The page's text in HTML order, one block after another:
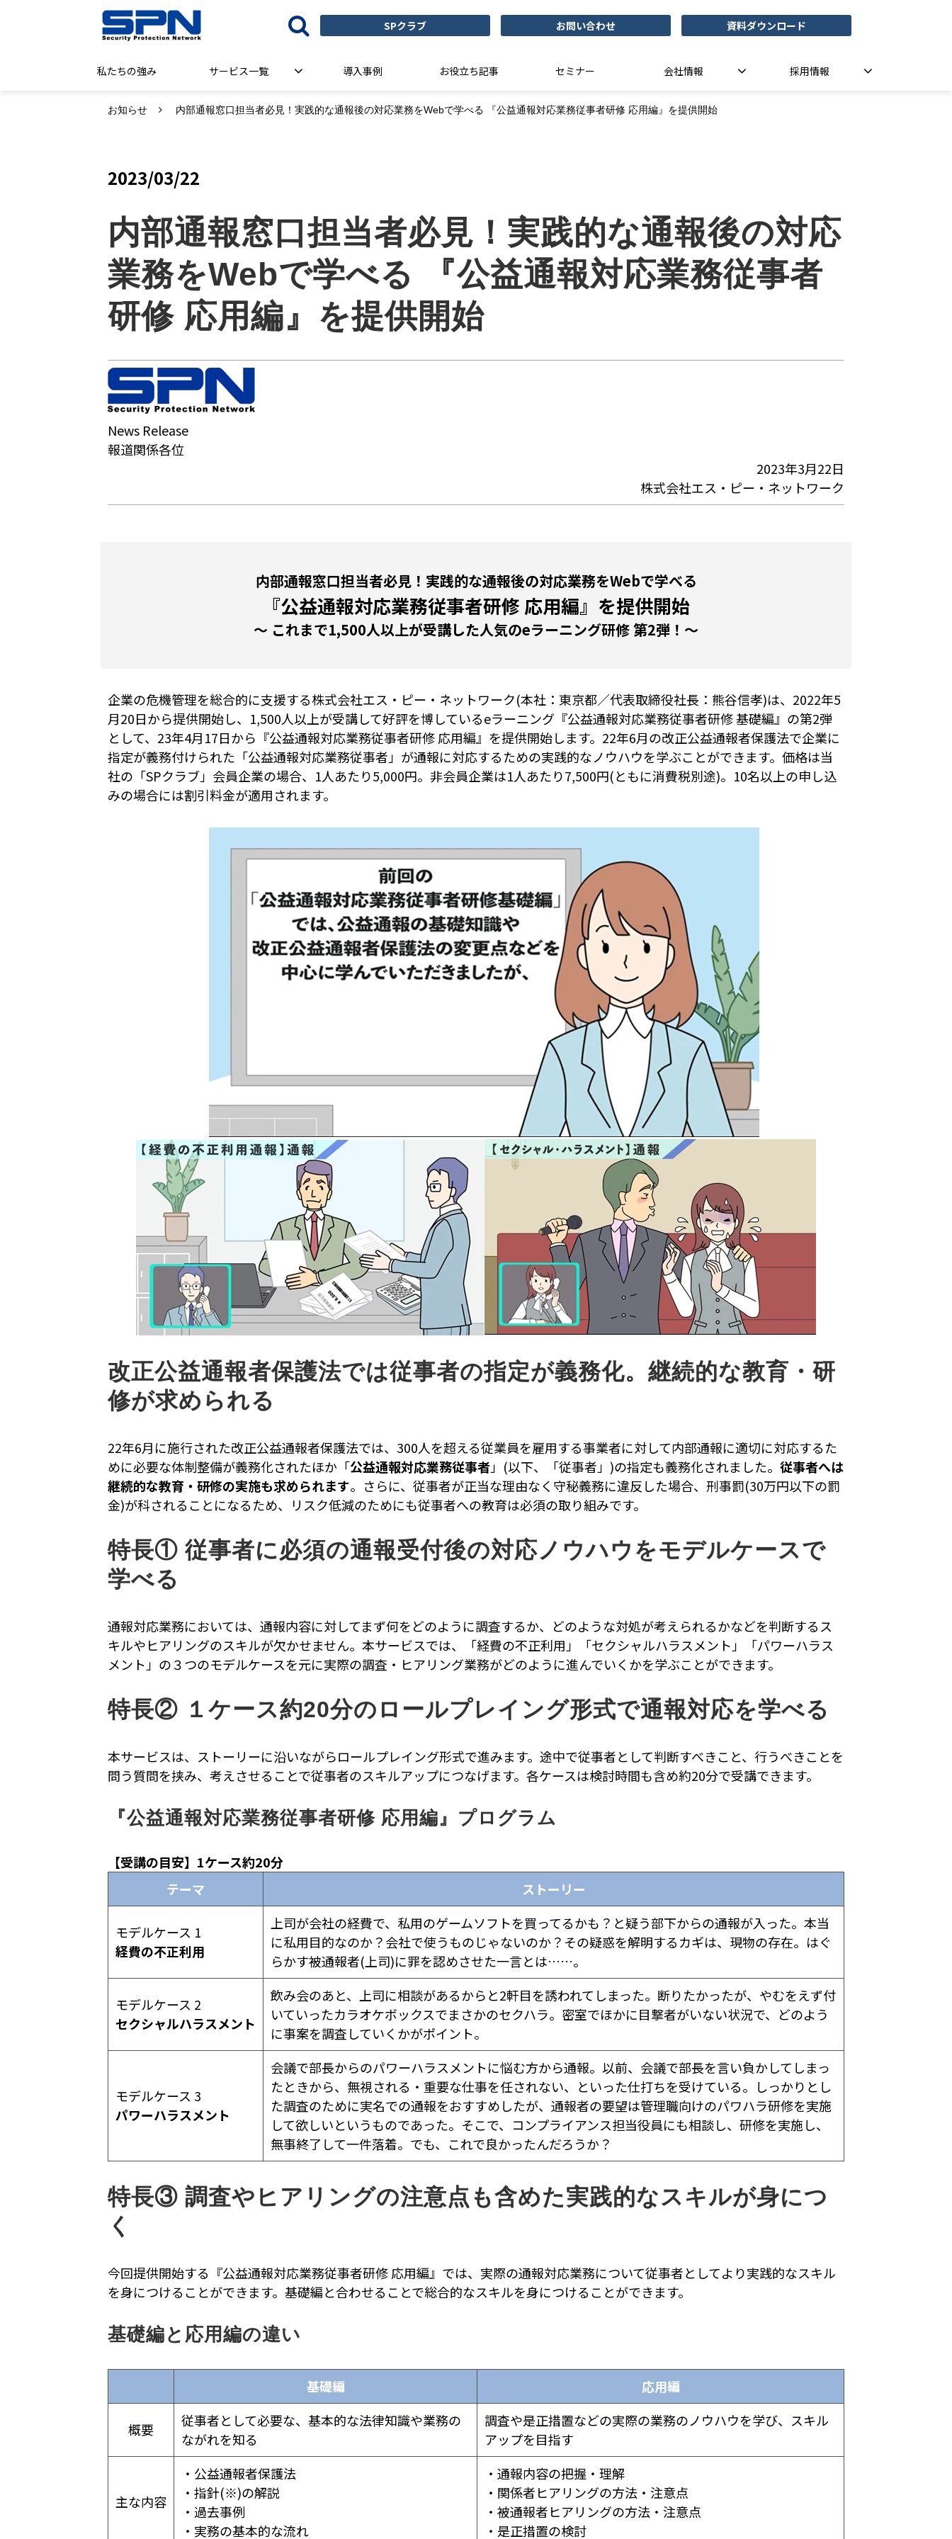
SPクラブ お問い合わせ 資料ダウンロード
私たちの強み サービス一覧 導入事例 お役立ち記事 セミナー 会社情報 採用情報
お知らせ 内部通報窓口担当者必見！実践的な通報後の対応業務をWebで学べる 『公益通報対応業務従事者研修 応用編』を提供開始
2023/03/22
内部通報窓口担当者必見！実践的な通報後の対応
業務をWebで学べる 『公益通報対応業務従事者
研修 応用編』を提供開始
News Release
報道関係各位
2023年3月22日
株式会社エス・ピー・ネットワーク
内部通報窓口担当者必見！実践的な通報後の対応業務をWebで学べる
『公益通報対応業務従事者研修 応用編』を提供開始
～ これまで1,500人以上が受講した人気のeラーニング研修 第2弾！～
企業の危機管理を総合的に支援する株式会社エス・ピー・ネットワーク(本社：東京都／代表取締役社長：熊谷信孝)は、2022年5
月20日から提供開始し、1,500人以上が受講して好評を博しているeラーニング『公益通報対応業務従事者研修 基礎編』の第2弾
として、23年4月17日から『公益通報対応業務従事者研修 応用編』を提供開始します。22年6月の改正公益通報者保護法で企業に
指定が義務付けられた「公益通報対応業務従事者」が通報に対応するための実践的なノウハウを学ぶことができます。価格は当
社の「SPクラブ」会員企業の場合、1人あたり5,000円。非会員企業は1人あたり7,500円(ともに消費税別途)。10名以上の申し込
みの場合には割引料金が適用されます。
改正公益通報者保護法では従事者の指定が義務化。継続的な教育・研
修が求められる
22年6月に施行された改正公益通報者保護法では、300人を超える従業員を雇用する事業者に対して内部通報に適切に対応するた
めに必要な体制整備が義務化されたほか「公益通報対応業務従事者」(以下、「従事者」)の指定も義務化されました。 従事者へは
継続的な教育・研修の実施も求められます。さらに、従事者が正当な理由なく守秘義務に違反した場合、刑事罰(30万円以下の罰
金)が科されることになるため、リスク低減のためにも従事者への教育は必須の取り組みです。
特長① 従事者に必須の通報受付後の対応ノウハウをモデルケースで
学べる
通報対応業務においては、通報内容に対してまず何をどのように調査するか、どのような対処が考えられるかなどを判断するス
キルやヒアリングのスキルが欠かせません。本サービスでは、「経費の不正利用」「セクシャルハラスメント」「パワーハラス
メント」の３つのモデルケースを元に実際の調査・ヒアリング業務がどのように進んでいくかを学ぶことができます。
特長② １ケース約20分のロールプレイング形式で通報対応を学べる
本サービスは、ストーリーに沿いながらロールプレイング形式で進みます。途中で従事者として判断すべきこと、行うべきことを
問う質問を挟み、考えさせることで従事者のスキルアップにつなげます。各ケースは検討時間も含め約20分で受講できます。
『公益通報対応業務従事者研修 応用編』プログラム
【受講の目安】1ケース約20分
テーマ
ストーリー
モデルケース 1
経費の不正利用
上司が会社の経費で、私用のゲームソフトを買ってるかも？と疑う部下からの通報が入った。本当
に私用目的なのか？会社で使うものじゃないのか？その疑惑を解明するカギは、現物の存在。はぐ
らかす被通報者(上司)に罪を認めさせた一言とは……。
モデルケース 2
セクシャルハラスメント
飲み会のあと、上司に相談があるからと2軒目を誘われてしまった。断りたかったが、やむをえず付
いていったカラオケボックスでまさかのセクハラ。密室でほかに目撃者がいない状況で、どのよう
に事案を調査していくかがポイント。
モデルケース 3
パワーハラスメント
会議で部長からのパワーハラスメントに悩む方から通報。以前、会議で部長を言い負かしてしまっ
たときから、無視される・重要な仕事を任されない、といった仕打ちを受けている。しっかりとし
た調査のために実名での通報をおすすめしたが、通報者の要望は管理職向けのパワハラ研修を実施
して欲しいというものであった。そこで、コンプライアンス担当役員にも相談し、研修を実施し、
無事終了して一件落着。でも、これで良かったんだろうか？
特長③ 調査やヒアリングの注意点も含めた実践的なスキルが身につ
く
今回提供開始する『公益通報対応業務従事者研修 応用編』では、実際の通報対応業務について従事者としてより実践的なスキル
を身につけることができます。基礎編と合わせることで総合的なスキルを身につけることができます。
基礎編と応用編の違い
基礎編 応用編
概要
従事者として必要な、基本的な法律知識や業務の
ながれを知る
調査や是正措置などの実際の業務のノウハウを学び、スキル
アップを目指す
主な内容
・公益通報者保護法
・指針(※)の解説
・過去事例
・実務の基本的な流れ
・通報内容の把握・理解
・関係者ヒアリングの方法・注意点
・被通報者ヒアリングの方法・注意点
・是正措置の検討